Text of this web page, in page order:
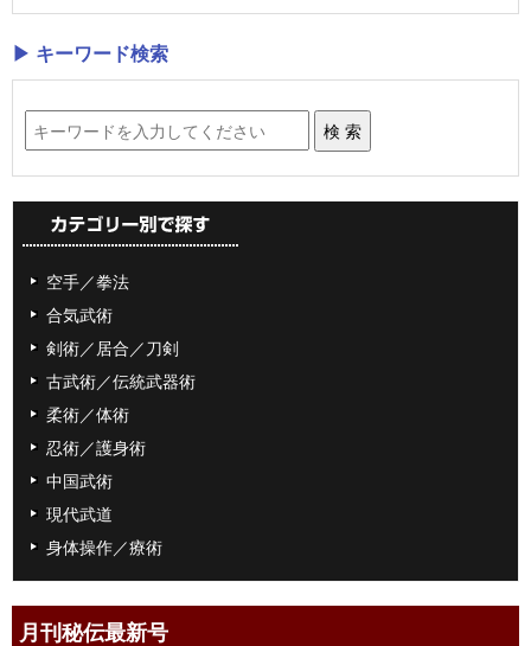
▶ キーワード検索
空手／拳法
合気武術
剣術／居合／刀剣
古武術／伝統武器術
柔術／体術
忍術／護身術
中国武術
現代武道
身体操作／療術
月刊秘伝最新号